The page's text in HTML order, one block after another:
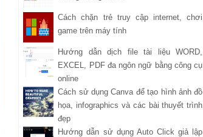
Cách chặn trẻ truy cập internet, chơi
game trên máy tính
Hướng dẫn dịch file tài liệu WORD,
EXCEL, PDF đa ngôn ngữ bằng công cụ
online
Cách sử dụng Canva để tạo hình ảnh đồ
họa, infographics và các bài thuyết trình
đẹp
Hướng dẫn sử dụng Auto Click giả lập